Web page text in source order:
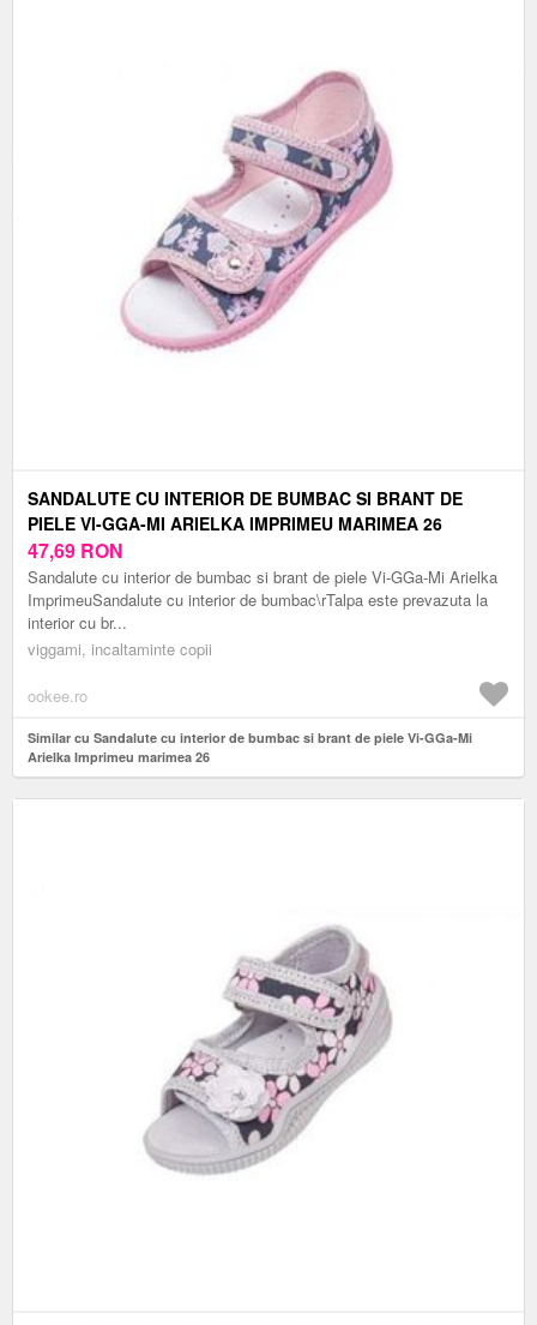
SANDALUTE CU INTERIOR DE BUMBAC SI BRANT DE
PIELE VI-GGA-MI ARIELKA IMPRIMEU MARIMEA 26
47,69 RON
Sandalute cu interior de bumbac si brant de piele Vi-GGa-Mi Arielka
ImprimeuSandalute cu interior de bumbac\rTalpa este prevazuta la
interior cu br...
viggami, incaltaminte copii
ookee.ro
Similar cu Sandalute cu interior de bumbac si brant de piele Vi-GGa-Mi
Arielka Imprimeu marimea 26